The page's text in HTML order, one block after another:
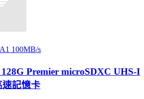
100MB/s
Premier microSDXC UHS-I
速記憶卡